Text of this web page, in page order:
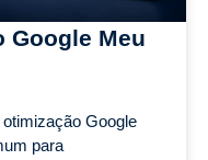
Google Meu
Google
para